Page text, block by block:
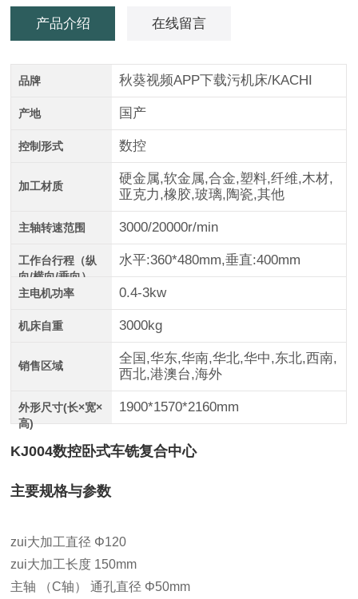
产品介绍 在线留言
品牌 秋葵视频APP下载污机床/KACHI
产地 国产
控制形式 数控
加工材质
硬金属,软金属,合金,塑料,纤维,木材,
亚克力,橡胶,玻璃,陶瓷,其他
主轴转速范围 3000/20000r/min
工作台行程（纵
向/横向/垂向）
水平:360*480mm,垂直:400mm
主电机功率 0.4-3kw
机床自重 3000kg
销售区域
全国,华东,华南,华北,华中,东北,西南,
西北,港澳台,海外
外形尺寸(长×宽×
高)
1900*1570*2160mm
KJ004数控卧式车铣复合中心
主要规格与参数
zui大加工直径 Φ120
zui大加工长度 150mm
主轴 （C轴） 通孔直径 Φ50mm